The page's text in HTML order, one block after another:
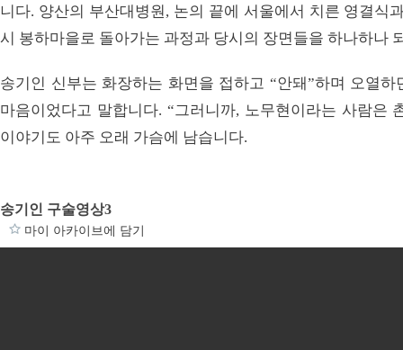
니다. 양산의 부산대병원, 논의 끝에 서울에서 치른 영결식
시 봉하마을로 돌아가는 과정과 당시의 장면들을 하나하나
송기인 신부는 화장하는 화면을 접하고 “안돼”하며 오열
마음이었다고 말합니다. “그러니까, 노무현이라는 사람은
이야기도 아주 오래 가슴에 남습니다.
송기인 구술영상3
마이 아카이브에 담기